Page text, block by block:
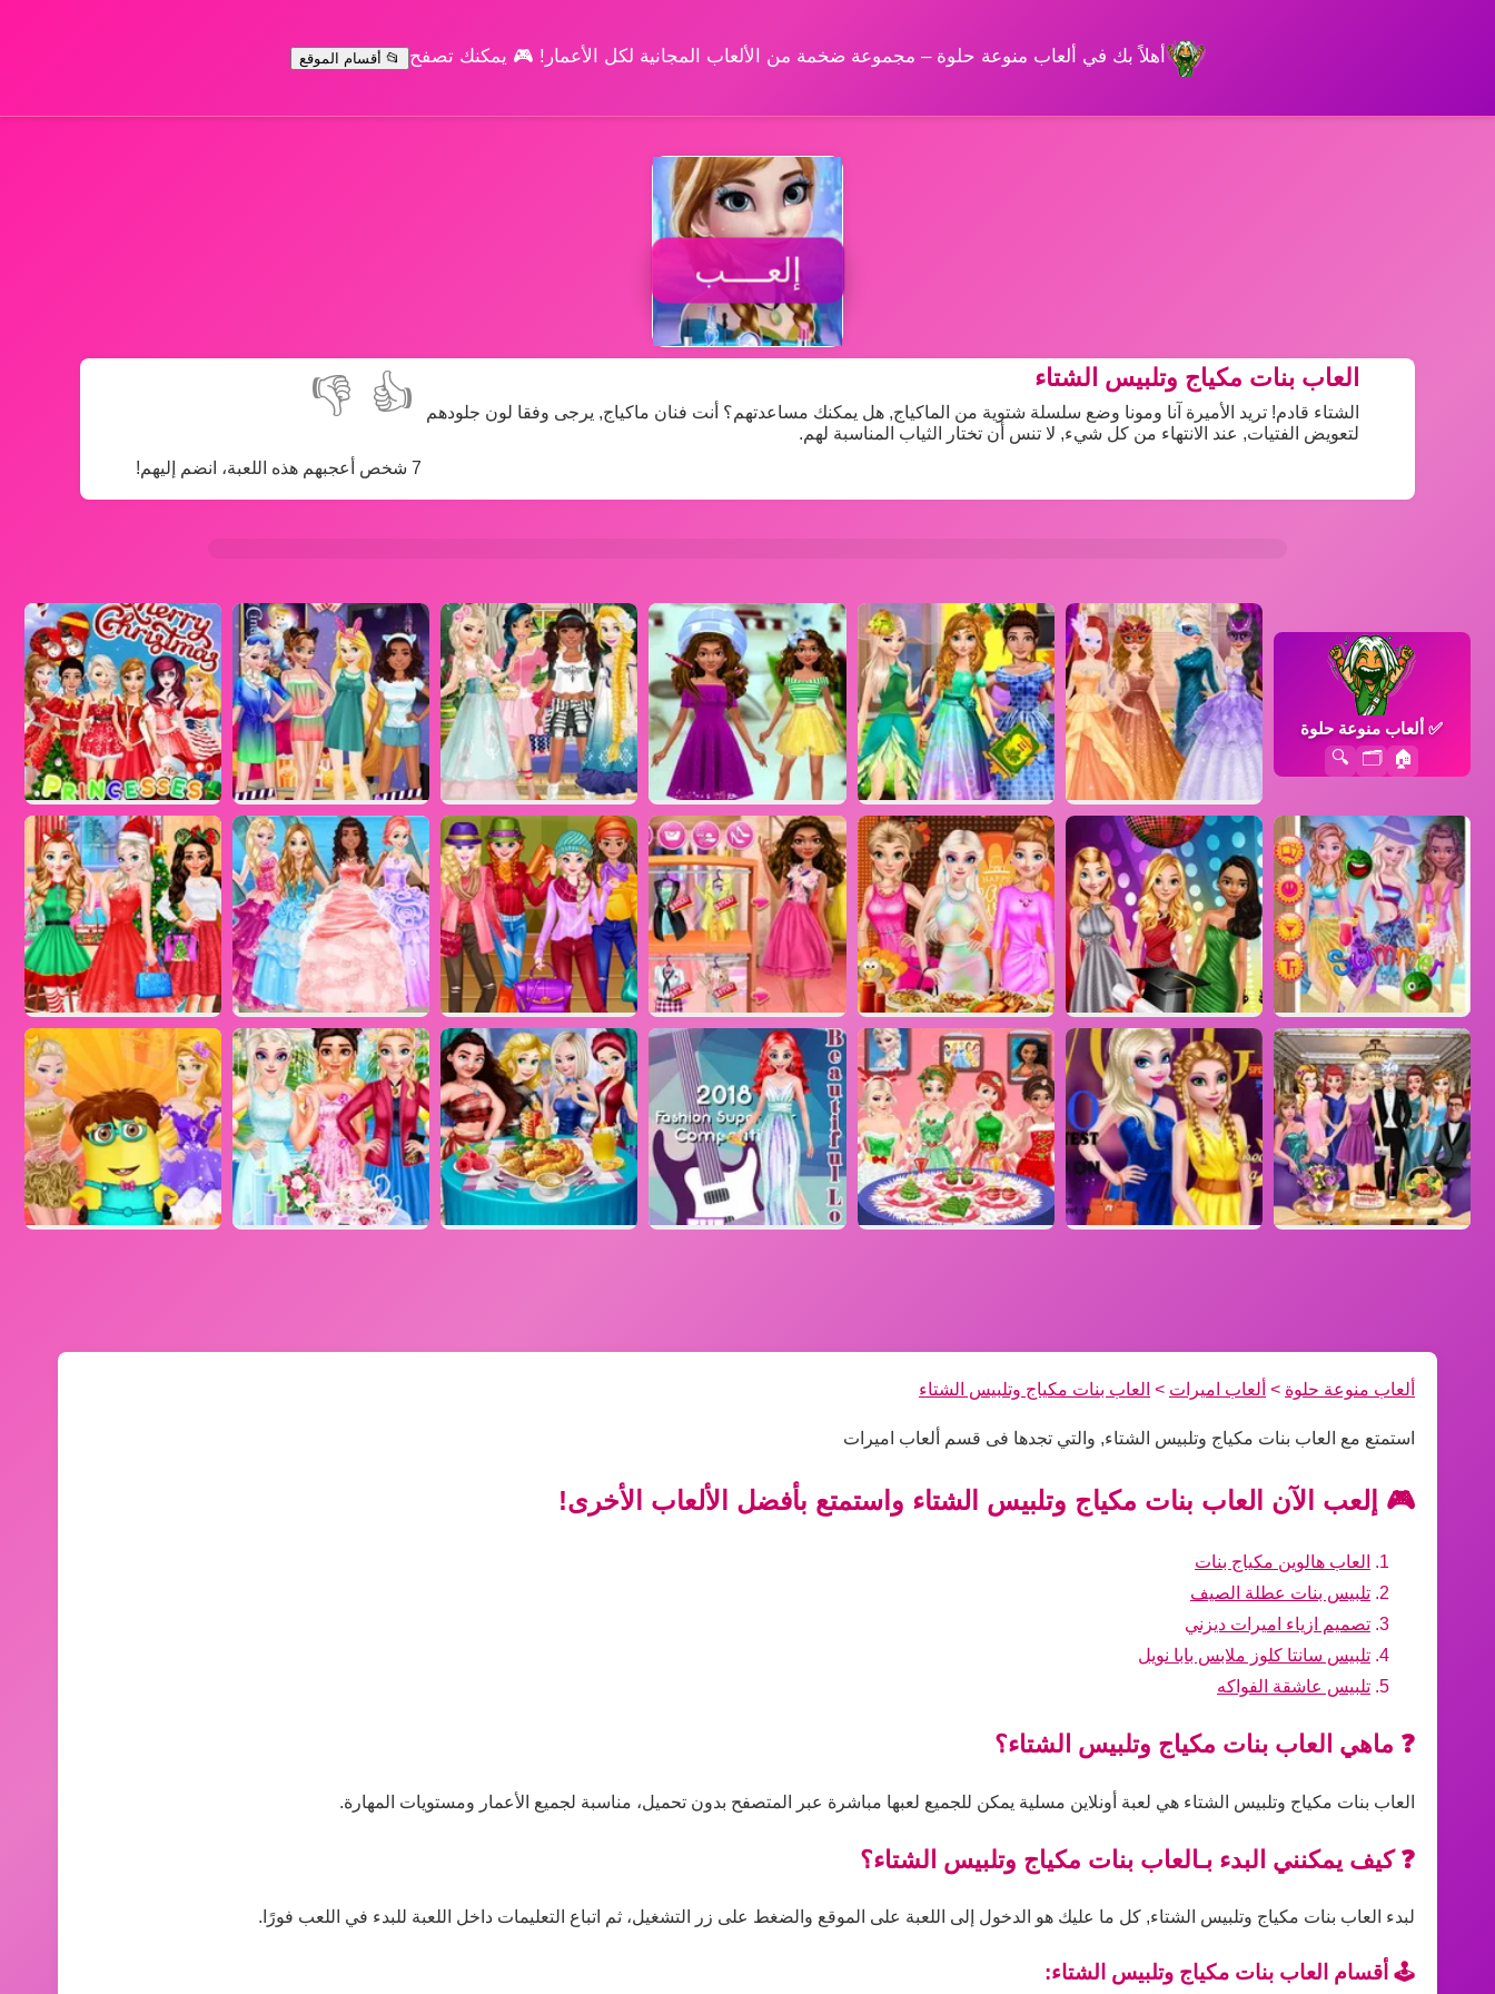
أهلاً بك في ألعاب منوعة حلوة – مجموعة ضخمة من الألعاب المجانية لكل الأعمار! 🎮 يمكنك تصفح 📂 أقسام الموقع
إلعــــب
👍
👎
7 شخص أعجبهم هذه اللعبة، انضم إليهم!
العاب بنات مكياج وتلبيس الشتاء
الشتاء قادم! تريد الأميرة آنا ومونا وضع سلسلة شتوية من الماكياج, هل يمكنك مساعدتهم؟ أنت فنان ماكياج, يرجى وفقا لون جلودهم
لتعويض الفتيات, عند الانتهاء من كل شيء, لا تنس أن تختار الثياب المناسبة لهم.
✅ألعاب منوعة حلوة
🏠
🗂️
🔍
ألعاب منوعة حلوة > ألعاب اميرات > العاب بنات مكياج وتلبيس الشتاء
استمتع مع العاب بنات مكياج وتلبيس الشتاء, والتي تجدها فى قسم ألعاب اميرات
🎮 إلعب الآن العاب بنات مكياج وتلبيس الشتاء واستمتع بأفضل الألعاب الأخرى!
العاب هالوين مكياج بنات
تلبيس بنات عطلة الصيف
تصميم ازياء اميرات ديزني
تلبيس سانتا كلوز ملابس بابا نويل
تلبيس عاشقة الفواكه
❓ ماهي العاب بنات مكياج وتلبيس الشتاء؟
العاب بنات مكياج وتلبيس الشتاء هي لعبة أونلاين مسلية يمكن للجميع لعبها مباشرة عبر المتصفح بدون تحميل، مناسبة لجميع الأعمار ومستويات المهارة.
❓ كيف يمكنني البدء بـالعاب بنات مكياج وتلبيس الشتاء؟
لبدء العاب بنات مكياج وتلبيس الشتاء, كل ما عليك هو الدخول إلى اللعبة على الموقع والضغط على زر التشغيل، ثم اتباع التعليمات داخل اللعبة للبدء في اللعب فورًا.
🕹️ أقسام العاب بنات مكياج وتلبيس الشتاء: